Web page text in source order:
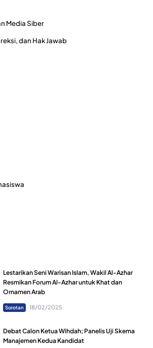
Media Siber
dan Hak Jawab
Lestarikan Seni Warisan Islam, Wakil Al-Azhar
Resmikan Forum Al-Azhar untuk Khat dan
Ornamen Arab
Sorotan 18/02/2025
Debat Calon Ketua Wihdah; Panelis Uji Skema
Manajemen Kedua Kandidat